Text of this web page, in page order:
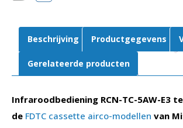
aantal
Beschrijving Productgegevens
Gerelateerde producten
Infraroodbediening RCN-TC-5AW-E3
de FDTC cassette airco-modellen van